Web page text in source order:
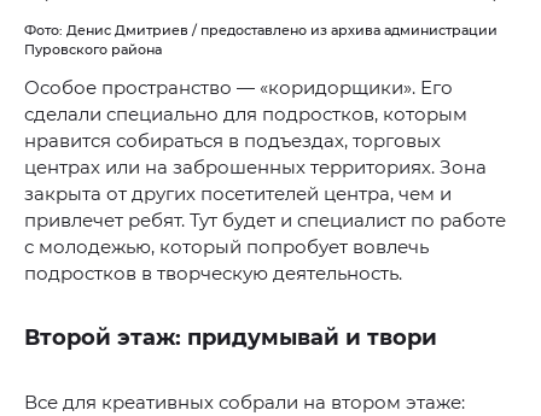
Фото: Денис Дмитриев / предоставлено из архива администрации
Пуровского района
Особое пространство — «коридорщики». Его
сделали специально для подростков, которым
нравится собираться в подъездах, торговых
центрах или на заброшенных территориях. Зона
закрыта от других посетителей центра, чем и
привлечет ребят. Тут будет и специалист по работе
с молодежью, который попробует вовлечь
подростков в творческую деятельность.
Второй этаж: придумывай и твори
Все для креативных собрали на втором этаже: